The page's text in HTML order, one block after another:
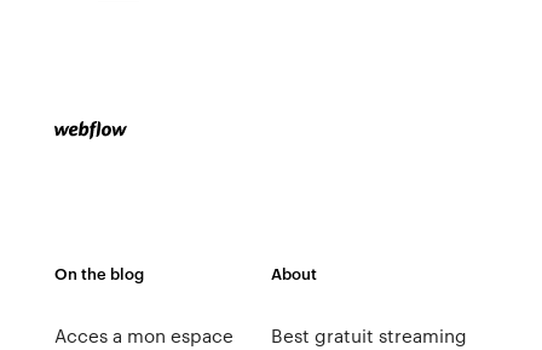
On the blog
Acces a mon espace
About
Best gratuit streaming